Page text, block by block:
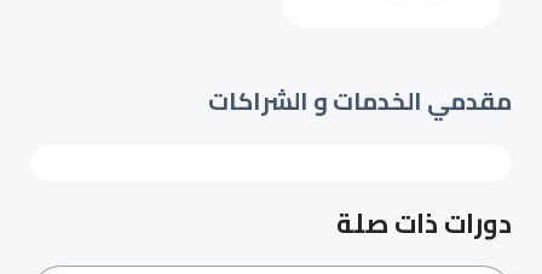
مقدمي الخدمات و الشراكات
دورات ذات صلة